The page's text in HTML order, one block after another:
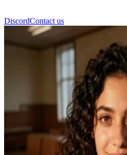
DiscordContact us